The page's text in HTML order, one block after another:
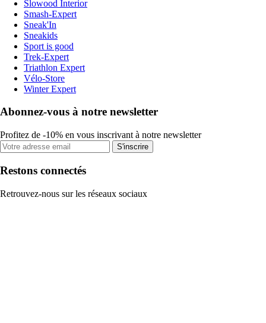
Slowood Interior
Smash-Expert
Sneak'In
Sneakids
Sport is good
Trek-Expert
Triathlon Expert
Vélo-Store
Winter Expert
Abonnez-vous à notre newsletter
Profitez de -10% en vous inscrivant à notre newsletter
S'inscrire
Restons connectés
Retrouvez-nous sur les réseaux sociaux